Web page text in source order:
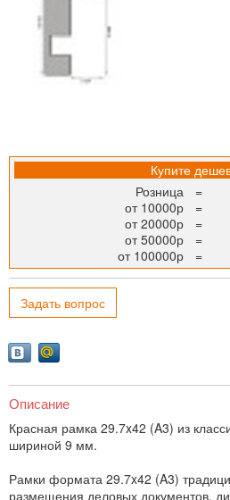
Купите
Розница
=
от 10000р
=
от 20000р
=
от 50000р
=
от 100000р
=
Задать вопрос
Описание
Красная рамка 29.7x42 (A3) из
шириной 9 мм.
Рамки формата 29.7x42 (A3)
размещения деловых документов,